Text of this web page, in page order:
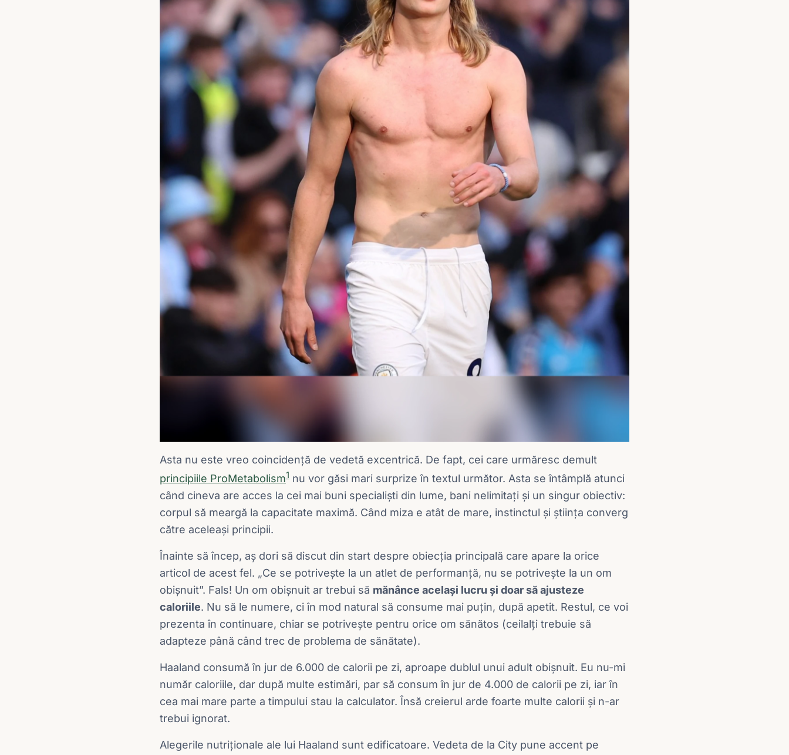
Asta nu este vreo coincidență de vedetă excentrică. De fapt, cei care urmăresc demult
principiile ProMetabolism1 nu vor găsi mari surprize în textul următor. Asta se întâmplă atunci
când cineva are acces la cei mai buni specialiști din lume, bani nelimitați și un singur obiectiv:
corpul să meargă la capacitate maximă. Când miza e atât de mare, instinctul și știința converg
către aceleași principii.
Înainte să încep, aș dori să discut din start despre obiecția principală care apare la orice
articol de acest fel. „Ce se potrivește la un atlet de performanță, nu se potrivește la un om
obișnuit”. Fals! Un om obișnuit ar trebui să mănânce același lucru și doar să ajusteze
caloriile. Nu să le numere, ci în mod natural să consume mai puțin, după apetit. Restul, ce voi
prezenta în continuare, chiar se potrivește pentru orice om sănătos (ceilalți trebuie să
adapteze până când trec de problema de sănătate).
Haaland consumă în jur de 6.000 de calorii pe zi, aproape dublul unui adult obișnuit. Eu nu-mi
număr caloriile, dar după multe estimări, par să consum în jur de 4.000 de calorii pe zi, iar în
cea mai mare parte a timpului stau la calculator. Însă creierul arde foarte multe calorii și n-ar
trebui ignorat.
Alegerile nutriționale ale lui Haaland sunt edificatoare. Vedeta de la City pune accent pe